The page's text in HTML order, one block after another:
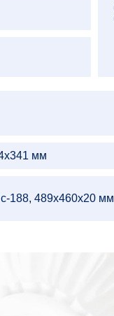
мм
188, 489х460х20 мм